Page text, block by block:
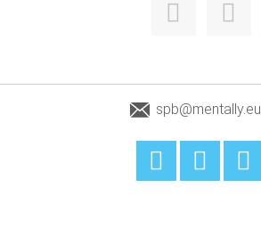
spb@mentally.eu